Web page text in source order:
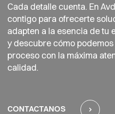
Cada detalle cuenta. En
contigo para ofrecerte
adapten a la esencia de tu
y descubre cómo
proceso con la máxima
calidad.
CONTACTANOS